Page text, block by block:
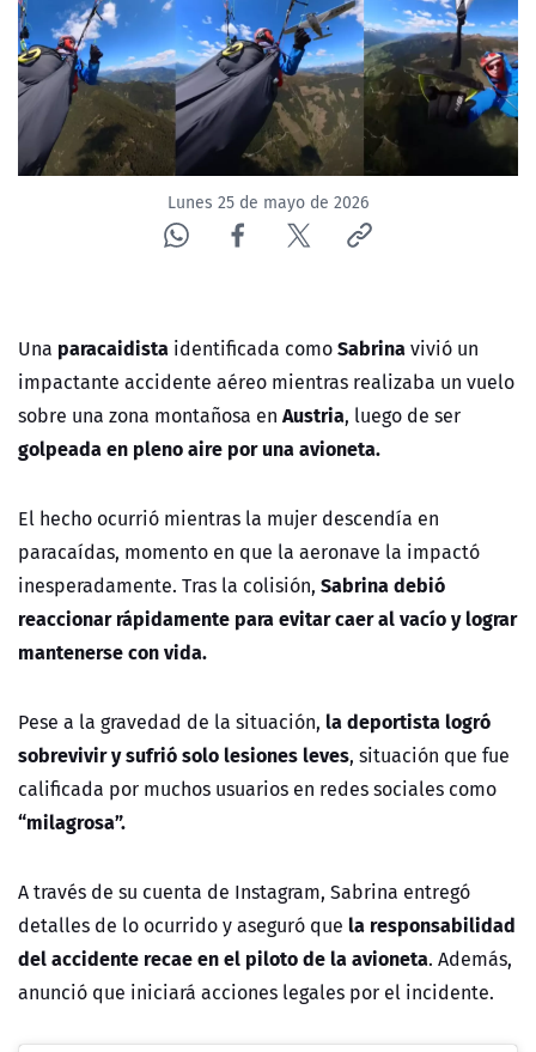
ACTUALIDAD Y TENDENCIAS
CORPORATIVO Y TRANSPARENCIA
CANAL DE DENUNCIAS
ÁREA DE PROYECTOS
Lunes 25 de mayo de 2026
Una paracaidista identificada comoSabrinavivió un
impactante accidente aéreo mientras realizaba un vuelo
sobre una zona montañosa en Austria, luego de ser
golpeada en pleno aire por una avioneta.
El hecho ocurrió mientras la mujer descendía en
paracaídas, momento en que la aeronave la impactó
inesperadamente. Tras la colisión, Sabrina debió
reaccionar rápidamente para evitar caer al vacío y lograr
mantenerse con vida.
Pese a la gravedad de la situación, la deportista logró
sobrevivir y sufrió solo lesiones leves, situación que fue
calificada por muchos usuarios en redes sociales como
“milagrosa”.
A través de su cuenta de Instagram, Sabrina entregó
detalles de lo ocurrido y aseguró que la responsabilidad
del accidente recae en el piloto de la avioneta. Además,
anunció que iniciará acciones legales por el incidente.